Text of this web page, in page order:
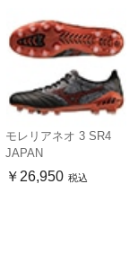
モレリアネオ 3 SR4
JAPAN
￥26,950 税込